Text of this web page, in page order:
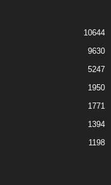
10644
9630
5247
1950
1771
1394
1198